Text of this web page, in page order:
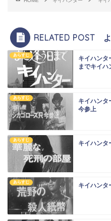
RELATED POST
あらすじ
キイハン
までキイハ
あらすじ
キイハン
今参上
あらすじ キイハン
あらすじ キイハン